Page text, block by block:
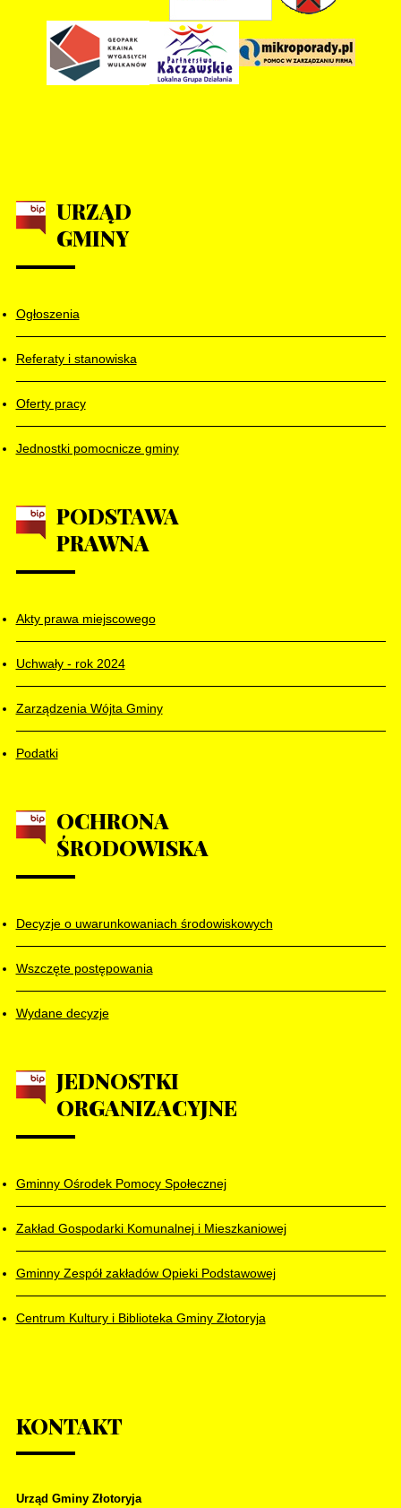
URZĄD
GMINY
Ogłoszenia
Referaty i stanowiska
Oferty pracy
Jednostki pomocnicze gminy
PODSTAWA
PRAWNA
Akty prawa miejscowego
Uchwały - rok 2024
Zarządzenia Wójta Gminy
Podatki
OCHRONA
ŚRODOWISKA
Decyzje o uwarunkowaniach środowiskowych
Wszczęte postępowania
Wydane decyzje
JEDNOSTKI
ORGANIZACYJNE
Gminny Ośrodek Pomocy Społecznej
Zakład Gospodarki Komunalnej i Mieszkaniowej
Gminny Zespół zakładów Opieki Podstawowej
Centrum Kultury i Biblioteka Gminy Złotoryja
KONTAKT
Urząd Gminy Złotoryja